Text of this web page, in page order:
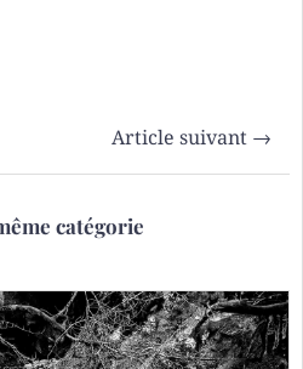
Article suivant →
catégorie